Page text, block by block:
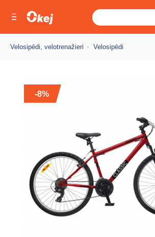
Velosipēdi, velotrenažieri Velosipēdi
-8%